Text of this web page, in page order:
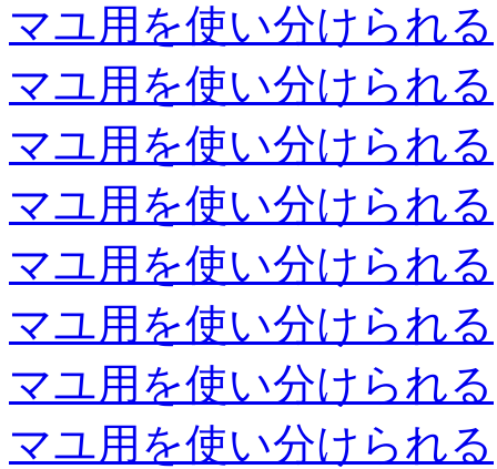
マユ用を使い分けられる
マユ用を使い分けられる
マユ用を使い分けられる
マユ用を使い分けられる
マユ用を使い分けられる
マユ用を使い分けられる
マユ用を使い分けられる
マユ用を使い分けられる